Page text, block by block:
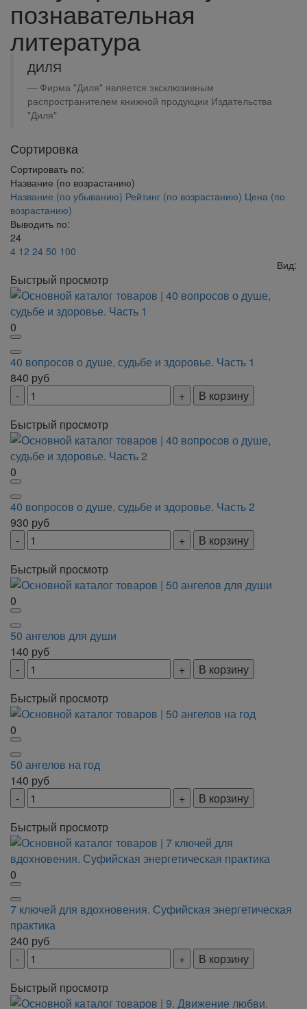
познавательная
литература
ДИЛЯ
Фирма "Диля" является эксклюзивным
распространителем книжной продукции Издательства
"Диля"
Сортировка
Сортировать по:
Название (по возрастанию)
Название (по убыванию) Рейтинг (по возрастанию) Цена (по
возрастанию)
Выводить по:
24
4 12 24 50 100
Вид:
Быстрый просмотр
0
40 вопросов о душе, судьбе и здоровье. Часть 1
840 руб
В корзину
Быстрый просмотр
0
40 вопросов о душе, судьбе и здоровье. Часть 2
930 руб
В корзину
Быстрый просмотр
0
50 ангелов для души
140 руб
В корзину
Быстрый просмотр
0
50 ангелов на год
140 руб
В корзину
Быстрый просмотр
0
7 ключей для вдохновения. Суфийская энергетическая
практика
240 руб
В корзину
Быстрый просмотр